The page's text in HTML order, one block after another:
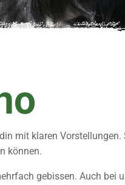
mit klaren
können.
gebissen. Auch bei